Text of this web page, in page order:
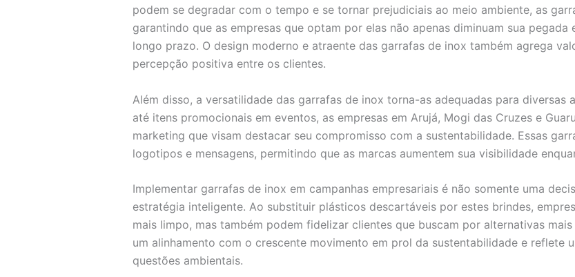
podem se degradar com o tempo e se tornar prejudiciais ao meio ambiente, as
garantindo que as empresas que optam por elas não apenas diminuam sua
longo prazo. O design moderno e atraente das garrafas de inox também agrega
percepção positiva entre os clientes.
Além disso, a versatilidade das garrafas de inox torna-as adequadas para diversas
até itens promocionais em eventos, as empresas em Arujá, Mogi das Cruzes e
marketing que visam destacar seu compromisso com a sustentabilidade. Essas
logotipos e mensagens, permitindo que as marcas aumentem sua visibilidade
Implementar garrafas de inox em campanhas empresariais é não somente uma
estratégia inteligente. Ao substituir plásticos descartáveis por estes brindes,
mais limpo, mas também podem fidelizar clientes que buscam por alternativas
um alinhamento com o crescente movimento em prol da sustentabilidade e reflete
questões ambientais.